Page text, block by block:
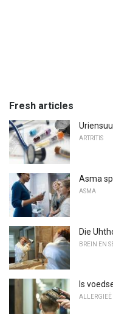
Fresh articles
ARTRITIS
Asma
ASMA
Die
BREIN EN
Is
ALLERGIEË